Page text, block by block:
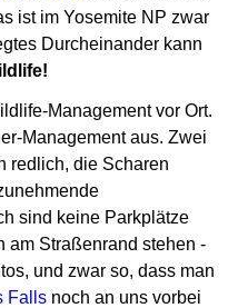
ist im Yosemite NP zwar
Durcheinander kann
Management vor Ort.
Management aus. Zwei
redlich, die Scharen
sind keine Parkplätze
am Straßenrand stehen -
und zwar so, dass man
Falls noch an uns vorbei